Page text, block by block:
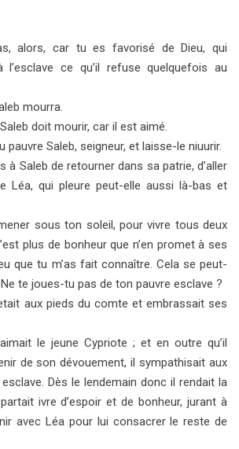
alors, car tu es favorisé de Dieu, qui
ce qu’il refuse quelquefois au
mourra.
doit mourir, car il est aimé.
pauvre Saleb, seigneur, et laisse-le niuurir.
à Saleb de retourner dans sa patrie, d’aller
Léa, qui pleure peut-elle aussi là-bas et
sous ton soleil, pour vivre tous deux
plus de bonheur que n’en promet à ses
que tu m’as fait connaître. Cela se peut-
te joues-tu pas de ton pauvre esclave ?
aux pieds du comte et embrassait ses
le jeune Cypriote ; et en outre qu’il
de son dévouement, il sympathisait aux
Dès le lendemain donc il rendait la
ivre d’espoir et de bonheur, jurant à
avec Léa pour lui consacrer le reste de